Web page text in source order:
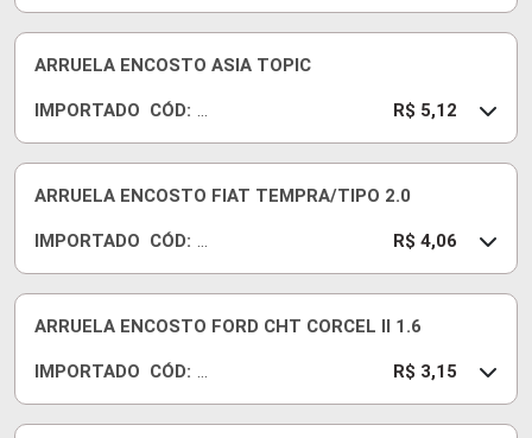
D
70
86
50
ARRUELA ENCOSTO ASIA TOPIC
IMPORTADO CÓD: R
E0
45
50
R$ 5,12
ARRUELA ENCOSTO FIAT TEMPRA/TIPO 2.0
IMPORTADO CÓD: R
E1
22
S
D
R$ 4,06
ARRUELA ENCOSTO FORD CHT CORCEL II 1.6
IMPORTADO CÓD: R
E0
R$ 3,15